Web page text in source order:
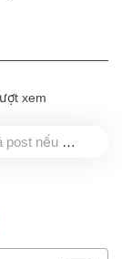
xem
Để lại đánh giá post nếu bạn thấy hữu ích nhé